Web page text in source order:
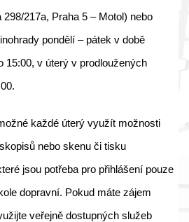
217a, Praha 5 – Motol) nebo
pondělí – pátek v době
15:00, v úterý v prodloužených
každé úterý využít možnosti
nebo skenu či tisku
jsou potřeba pro přihlášení pouze
dopravní. Pokud máte zájem
veřejně dostupných služeb